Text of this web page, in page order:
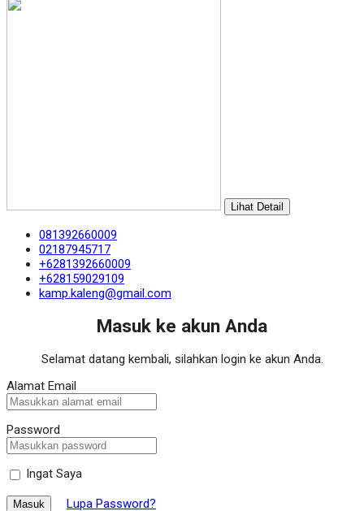
Lihat Detail
081392660009
02187945717
+6281392660009
+628159029109
kamp.kaleng@gmail.com
Masuk ke akun Anda
Selamat datang kembali, silahkan login ke akun Anda.
Alamat Email
Password
Ingat Saya
Masuk Lupa Password?